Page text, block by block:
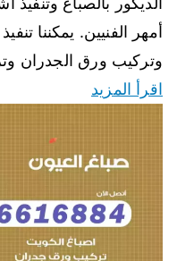
أمهر الفنيين. يمكننا
وتركيب ورق الجدران
اقرأ المزيد